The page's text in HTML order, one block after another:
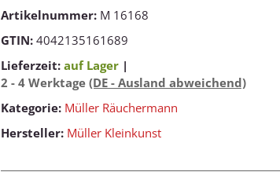
Artikelnummer: M 16168
GTIN: 4042135161689
Lieferzeit: auf Lager |
2 - 4 Werktage (DE - Ausland abweichend)
Kategorie: Müller Räuchermann
Hersteller: Müller Kleinkunst